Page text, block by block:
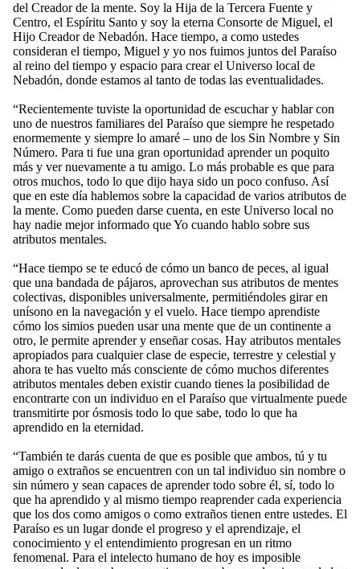
del Creador de la mente. Soy la Hija de la Tercera Fuente y
Centro, el Espíritu Santo y soy la eterna Consorte de Miguel, el
Hijo Creador de Nebadón. Hace tiempo, a como ustedes
consideran el tiempo, Miguel y yo nos fuimos juntos del Paraíso
al reino del tiempo y espacio para crear el Universo local de
Nebadón, donde estamos al tanto de todas las eventualidades.
“Recientemente tuviste la oportunidad de escuchar y hablar con
uno de nuestros familiares del Paraíso que siempre he respetado
enormemente y siempre lo amaré – uno de los Sin Nombre y Sin
Número. Para ti fue una gran oportunidad aprender un poquito
más y ver nuevamente a tu amigo. Lo más probable es que para
otros muchos, todo lo que dijo haya sido un poco confuso. Así
que en este día hablemos sobre la capacidad de varios atributos de
la mente. Como pueden darse cuenta, en este Universo local no
hay nadie mejor informado que Yo cuando hablo sobre sus
atributos mentales.
“Hace tiempo se te educó de cómo un banco de peces, al igual
que una bandada de pájaros, aprovechan sus atributos de mentes
colectivas, disponibles universalmente, permitiéndoles girar en
unísono en la navegación y el vuelo. Hace tiempo aprendiste
cómo los simios pueden usar una mente que de un continente a
otro, le permite aprender y enseñar cosas. Hay atributos mentales
apropiados para cualquier clase de especie, terrestre y celestial y
ahora te has vuelto más consciente de cómo muchos diferentes
atributos mentales deben existir cuando tienes la posibilidad de
encontrarte con un individuo en el Paraíso que virtualmente puede
transmitirte por ósmosis todo lo que sabe, todo lo que ha
aprendido en la eternidad.
“También te darás cuenta de que es posible que ambos, tú y tu
amigo o extraños se encuentren con un tal individuo sin nombre o
sin número y sean capaces de aprender todo sobre él, sí, todo lo
que ha aprendido y al mismo tiempo reaprender cada experiencia
que los dos como amigos o como extraños tienen entre ustedes. El
Paraíso es un lugar donde el progreso y el aprendizaje, el
conocimiento y el entendimiento progresan en un ritmo
fenomenal. Para el intelecto humano de hoy es imposible